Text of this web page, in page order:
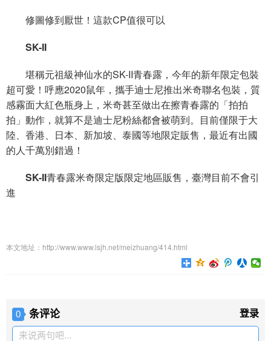
修圖修到厭世！這款CP值很可以
SK-II
堪稱元祖級神仙水的SK-II青春露，今年的新年限定包裝
超可愛！呼應2020鼠年，攜手迪士尼推出米奇聯名包裝，質
感霧面大紅色瓶身上，米奇甚至做出在擦青春露的「拍拍
拍」動作，就算不是迪士尼粉絲都會被萌到。目前僅限于大
陸、香港、日本、新加坡、泰國等地限定販售，最近有出國
的人千萬別錯過！
SK-II青春露米奇限定版限定地區販售，臺灣目前不會引
進
本文地址：http://www.www.lsjh.net/meizhuang/414.html
0 条评论 登录
来说两句吧...